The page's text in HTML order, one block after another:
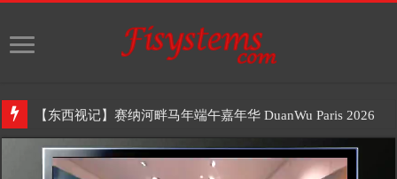
【东西视记】赛纳河畔马年端午嘉年华 DuanWu Paris 2026